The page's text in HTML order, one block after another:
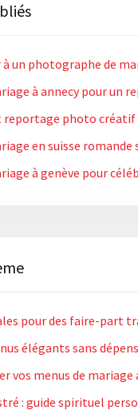
un photographe de
à annecy pour un
reportage photo créatif
en suisse
à genève pour
pour des faire-part
élégants sans
vos menus de mariage
: guide spirituel